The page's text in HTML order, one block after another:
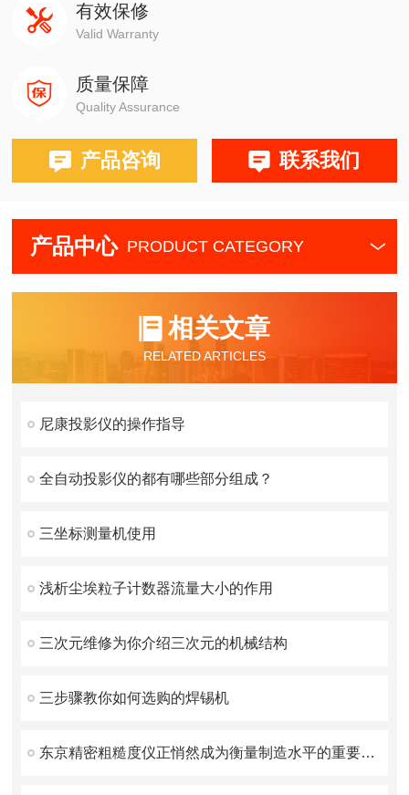
三次元三坐标测量机等国外精密测量仪器。
有效保修
Valid Warranty
质量保障
Quality Assurance
产品咨询 联系我们
产品中心 PRODUCT CATEGORY
相关文章
RELATED ARTICLES
尼康投影仪的操作指导
全自动投影仪的都有哪些部分组成？
三坐标测量机使用
浅析尘埃粒子计数器流量大小的作用
三次元维修为你介绍三次元的机械结构
三步骤教你如何选购的焊锡机
东京精密粗糙度仪正悄然成为衡量制造水平的重要标尺